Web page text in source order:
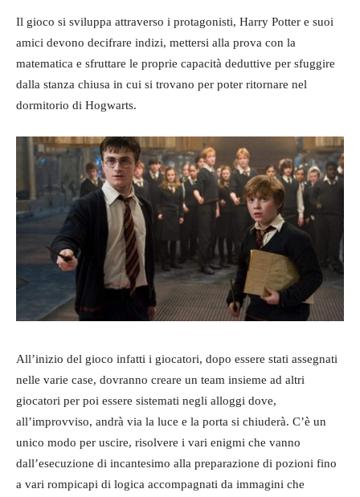
Il gioco si sviluppa attraverso i protagonisti, Harry Potter e suoi
amici devono decifrare indizi, mettersi alla prova con la
matematica e sfruttare le proprie capacità deduttive per sfuggire
dalla stanza chiusa in cui si trovano per poter ritornare nel
dormitorio di Hogwarts.
All’inizio del gioco infatti i giocatori, dopo essere stati assegnati
nelle varie case, dovranno creare un team insieme ad altri
giocatori per poi essere sistemati negli alloggi dove,
all’improvviso, andrà via la luce e la porta si chiuderà. C’è un
unico modo per uscire, risolvere i vari enigmi che vanno
dall’esecuzione di incantesimo alla preparazione di pozioni fino
a vari rompicapi di logica accompagnati da immagini che